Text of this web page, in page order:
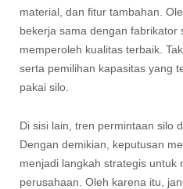
material, dan fitur tambahan.
bekerja sama dengan
memperoleh kualitas terbaik.
serta pemilihan kapasitas yang
pakai silo.
Di sisi lain, tren permintaan silo
Dengan demikian, keputusan
menjadi langkah strategis untuk
perusahaan. Oleh karena itu,